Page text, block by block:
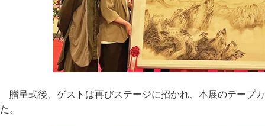
贈呈式後、ゲストは再びステージに招かれ、本展のテープ
た。